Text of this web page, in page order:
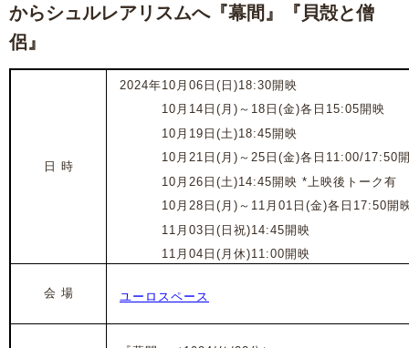
からシュルレアリスムへ『幕間』『貝殻と僧
侶』
日 時
2024年10月06日(日)18:30開映
10月14日(月)～18日(金)各日15:05開映
10月19日(土)18:45開映
10月21日(月)～25日(金)各日11:00/17:50
10月26日(土)14:45開映 *上映後トーク有
10月28日(月)～11月01日(金)各日17:50開
11月03日(日祝)14:45開映
11月04日(月休)11:00開映
会 場 ユーロスペース